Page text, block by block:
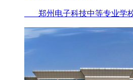
郑州电子科技中等专业学